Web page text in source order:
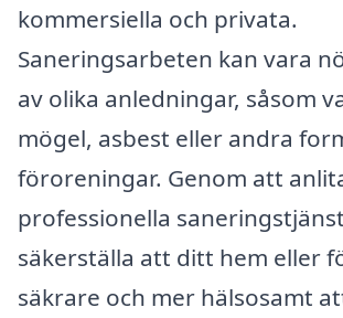
kommersiella och privata.
Saneringsarbeten kan vara
av olika anledningar, såsom
mögel, asbest eller andra
föroreningar. Genom att
professionella
säkerställa att ditt hem eller
säkrare och mer hälsosamt